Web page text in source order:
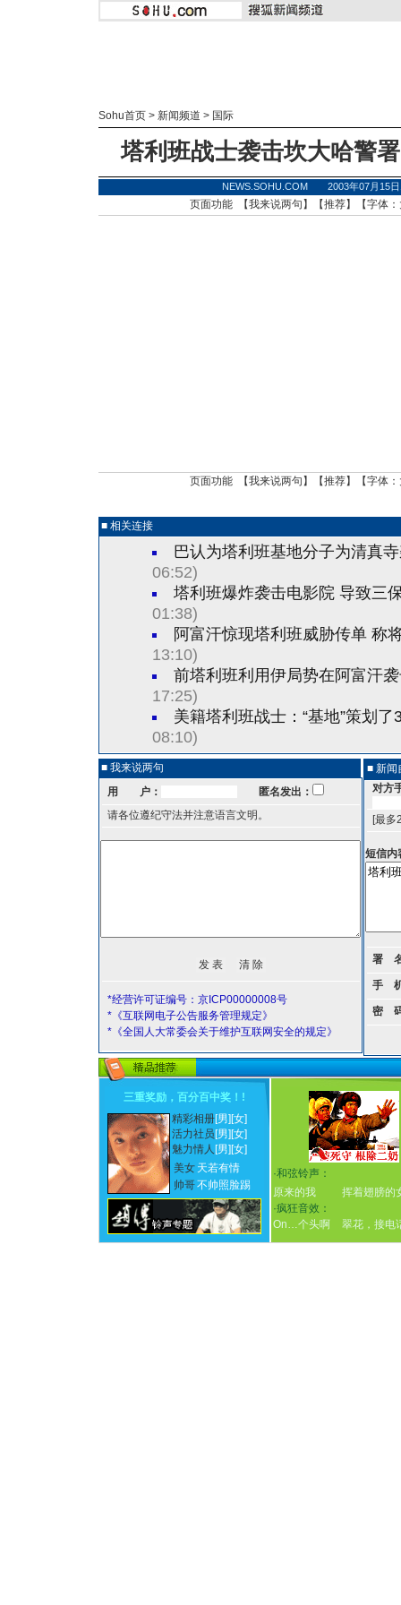
Sohu首页 > 新闻频道 > 国际
塔利班战士袭击坎大哈警
NEWS.SOHU.COM 2003年07月15
页面功能 【我来说两句 】【推荐】【字体：
页面功能 【我来说两句 】【推荐】【字体：
■ 相关连接
巴认为塔利班基地分子为清真
06:52)
塔利班爆炸袭击电影院 导致三
01:38)
阿富汗惊现塔利班威胁传单 称
13:10)
前塔利班利用伊局势在阿富汗
17:25)
美籍塔利班战士：“基地”策划
08:10)
■ 我来说两句
用 户：
匿名发出：
请各位遵纪守法并注意语言文明。
*经营许可证编号：京ICP00000008号
*《互联网电子公告服务管理规定》
*《全国人大常委会关于维护互联网安全的规定》
■ 新闻
对方
[最多
短信内
署
手
密
三重奖励，百分百中奖！ !
精彩相册[男] [女]
活力社员 [男] [女]
魅力情人 [男] [女]
美女 天若有情
帅哥不帅照脸踢
·和弦铃声：
原来的我
挥着翅膀的
·疯狂音效：
On…个头啊
翠花，接